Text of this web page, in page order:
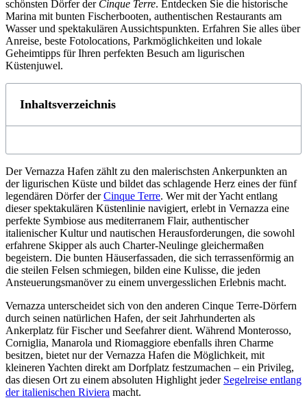
schönsten Dörfer der Cinque Terre. Entdecken Sie die historische
Marina mit bunten Fischerbooten, authentischen Restaurants am
Wasser und spektakulären Aussichtspunkten. Erfahren Sie alles über
Anreise, beste Fotolocations, Parkmöglichkeiten und lokale
Geheimtipps für Ihren perfekten Besuch am ligurischen
Küstenjuwel.
Inhaltsverzeichnis
Der Vernazza Hafen zählt zu den malerischsten Ankerpunkten an
der ligurischen Küste und bildet das schlagende Herz eines der fünf
legendären Dörfer derCinque Terre. Wer mit der Yacht entlang
dieser spektakulären Küstenlinie navigiert, erlebt in Vernazza eine
perfekte Symbiose aus mediterranem Flair, authentischer
italienischer Kultur und nautischen Herausforderungen, die sowohl
erfahrene Skipper als auch Charter-Neulinge gleichermaßen
begeistern. Die bunten Häuserfassaden, die sich terrassenförmig an
die steilen Felsen schmiegen, bilden eine Kulisse, die jeden
Ansteuerungsmanöver zu einem unvergesslichen Erlebnis macht.
Vernazza unterscheidet sich von den anderen Cinque Terre-Dörfern
durch seinen natürlichen Hafen, der seit Jahrhunderten als
Ankerplatz für Fischer und Seefahrer dient. Während Monterosso,
Corniglia, Manarola und Riomaggiore ebenfalls ihren Charme
besitzen, bietet nur der Vernazza Hafen die Möglichkeit, mit
kleineren Yachten direkt am Dorfplatz festzumachen – ein Privileg,
das diesen Ort zu einem absoluten Highlight jeder Segelreise entlang
der italienischen Riviera macht.